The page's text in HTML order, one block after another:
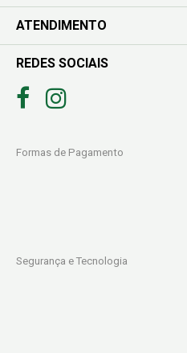
ATENDIMENTO
REDES SOCIAIS
Formas de Pagamento
Segurança e Tecnologia